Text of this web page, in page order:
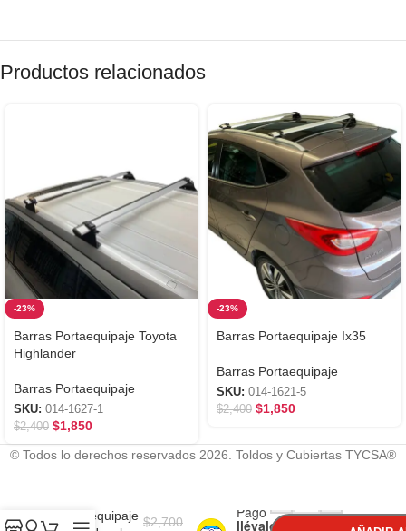
Productos relacionados
-23%
Barras Portaequipaje Toyota
Highlander
Barras Portaequipaje
SKU: 014-1627-1
$2,400 $1,850
-23%
Barras Portaequipaje Ix35
Barras Portaequipaje
SKU: 014-1621-5
$2,400 $1,850
© Todos lo derechos reservados 2026. Toldos y Cubiertas TYCSA®
Portaequipaje $2,700
Pago
llévalo